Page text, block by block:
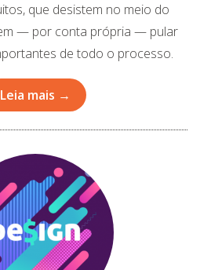
que desistem no meio do
— por conta própria — pular
de todo o processo.
Leia mais →